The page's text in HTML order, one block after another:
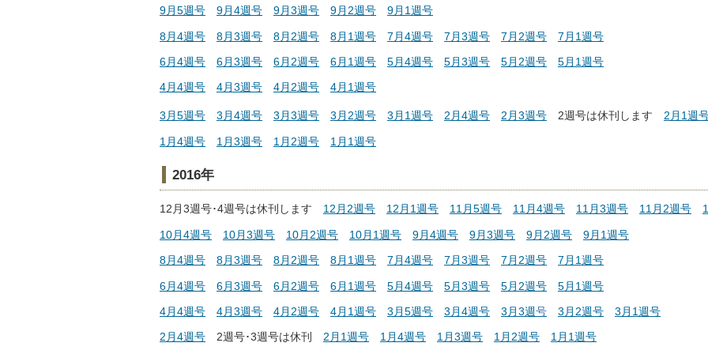
9月5週号 9月4週号 9月3週号 9月2週号 9月1週号
8月4週号 8月3週号 8月2週号 8月1週号 7月4週号 7月3週号 7月2週号 7月1週号
6月4週号 6月3週号 6月2週号 6月1週号 5月4週号 5月3週号 5月2週号 5月1週号
4月4週号 4月3週号 4月2週号 4月1週号
3月5週号 3月4週号 3月3週号 3月2週号 3月1週号 2月4週号 2月3週号 2週号は休刊します 2月1週
1月4週号 1月3週号 1月2週号 1月1週号
2016年
12月3週号･4週号は休刊します 12月2週号 12月1週号 11月5週号 11月4週号 11月3週号 11月2週号
10月4週号 10月3週号 10月2週号 10月1週号 9月4週号 9月3週号 9月2週号 9月1週号
8月4週号 8月3週号 8月2週号 8月1週号 7月4週号 7月3週号 7月2週号 7月1週号
6月4週号 6月3週号 6月2週号 6月1週号 5月4週号 5月3週号 5月2週号 5月1週号
4月4週号 4月3週号 4月2週号 4月1週号 3月5週号 3月4週号 3月3週号 3月2週号 3月1週号
2月4週号 2週号･3週号は休刊 2月1週号 1月4週号 1月3週号 1月2週号 1月1週号